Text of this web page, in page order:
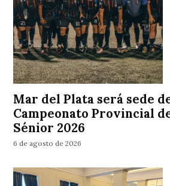
Mar del Plata será sede
Campeonato Provincial
Sénior 2026
6 de agosto de 2026